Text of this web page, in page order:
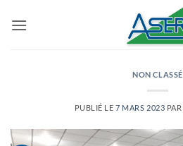
NON CLASSÉ
PUBLIÉ LE7 MARS 2023 PAR